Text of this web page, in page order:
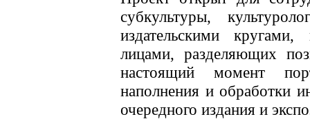
субкультуры,
издательскими
лицами, разделяющих
настоящий момент
наполнения и обработки
очередного издания и